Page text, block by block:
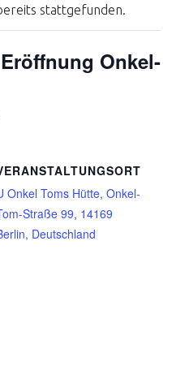
stattgefunden.
Onkel-
Onkel Toms Hütte, Onkel-
Straße 99, 14169
Deutschland